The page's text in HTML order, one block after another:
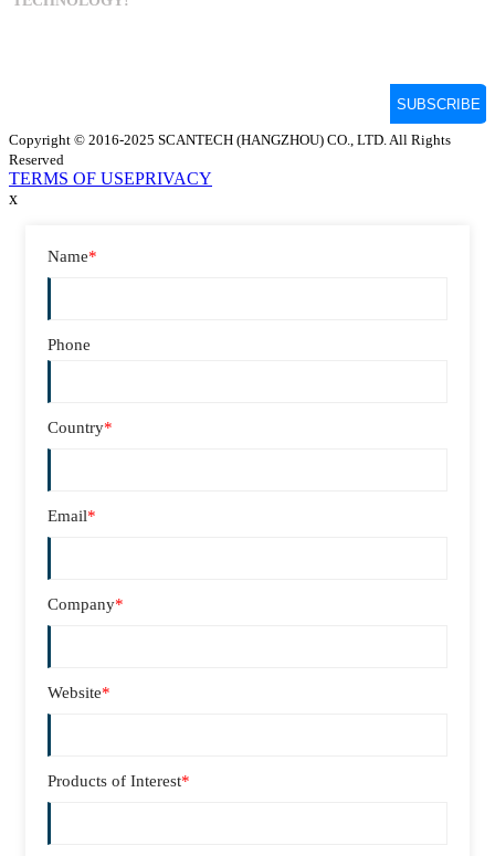
Copyright © 2016-2025 SCANTECH (HANGZHOU) CO., LTD. All Rights
Reserved
TERMS OF USEPRIVACY
x
Name*
Phone
Country*
Email*
Company*
Website*
Products of Interest*